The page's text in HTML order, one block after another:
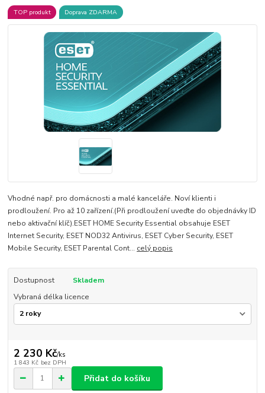
TOP produkt Doprava ZDARMA
Vhodné např. pro domácnosti a malé kanceláře. Noví klienti i
prodloužení. Pro až 10 zařízení.(Při prodloužení uveďte do objednávky ID
nebo aktivační klíč).ESET HOME Security Essential obsahuje ESET
Internet Security, ESET NOD32 Antivirus, ESET Cyber Security, ESET
Mobile Security, ESET Parental Cont... celý popis
Dostupnost
Skladem
Vybraná délka licence
2 230 Kč/ks
1 843 Kč bez DPH
Přidat do košíku